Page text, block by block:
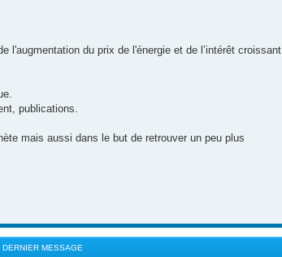
du prix de l'énergie et de l’intérêt croissant
publications.
mais aussi dans le but de retrouver un peu plus
DERNIER MESSAGE